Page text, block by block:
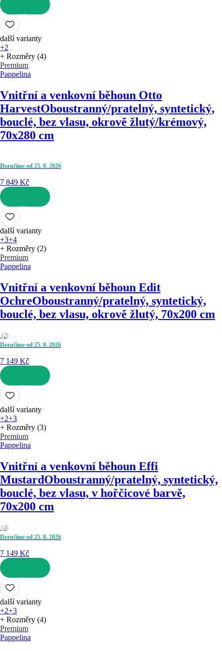
DO KOŠÍKU
další varianty
+2
+ Rozměry (4)
Premium
Pappelina
Vnitřní a venkovní běhoun Otto
HarvestOboustranný/pratelný, syntetický,
bouclé, bez vlasu, okrově žlutý/krémový,
70x280 cm
Doručíme od 25. 8. 2026
7 849 Kč
DO KOŠÍKU
další varianty
+3+4
+ Rozměry (2)
Premium
Pappelina
Vnitřní a venkovní běhoun Edit
OchreOboustranný/pratelný, syntetický,
bouclé, bez vlasu, okrově žlutý, 70x200 cm
(2)
Doručíme od 25. 8. 2026
7 149 Kč
DO KOŠÍKU
další varianty
+2+3
+ Rozměry (3)
Premium
Pappelina
Vnitřní a venkovní běhoun Effi
MustardOboustranný/pratelný, syntetický,
bouclé, bez vlasu, v hořčicové barvě,
70x200 cm
(4)
Doručíme od 25. 8. 2026
7 149 Kč
DO KOŠÍKU
další varianty
+2+3
+ Rozměry (4)
Premium
Pappelina